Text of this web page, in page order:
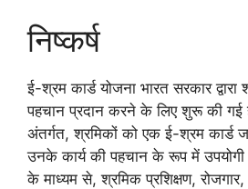
निष्कर्ष
ई-श्रम कार्ड योजना भारत सरकार द्वारा
पहचान प्रदान करने के लिए शुरू की
अंतर्गत, श्रमिकों को एक ई-श्रम कार्ड
उनके कार्य की पहचान के रूप में उपयोगी
के माध्यम से, श्रमिक प्रशिक्षण,